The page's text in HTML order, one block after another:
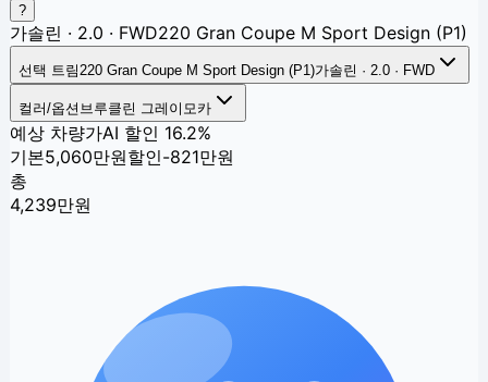
?
가솔린 · 2.0 · FWD220 Gran Coupe M Sport Design (P1)
선택 트림 220 Gran Coupe M Sport Design (P1)가솔린 · 2.0 · FWD
컬러/옵션 브루클린 그레이 모카
예상 차량가AI 할인 16.2%
기본5,060만원할인-821만원
총
4,239만원